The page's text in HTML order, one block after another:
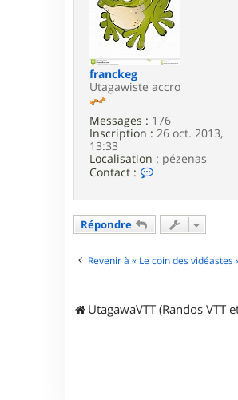
franckeg
Utagawiste accro
Messages : 176
Inscription : 26 oct. 2013,
13:33
Localisation : pézenas
Contact :
c
e
a
Répondre
Revenir à « Le coin des vidéastes
UtagawaVTT (Randos VTT